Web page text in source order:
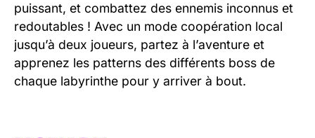
puissant, et combattez des ennemis inconnus et
redoutables ! Avec un mode coopération local
jusqu’à deux joueurs, partez à l’aventure et
apprenez les patterns des différents boss de
chaque labyrinthe pour y arriver à bout.